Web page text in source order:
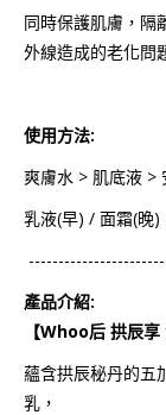
同時保護肌膚，隔
外線造成的老化問
使用方法:
爽膚水 > 肌底液 >
乳液(早) / 面霜(晚)
產品介紹:
【Whoo后 拱辰享
蘊含拱辰秘丹的五
乳，